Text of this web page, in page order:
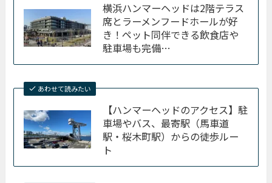
横浜ハンマーヘッドは2階テラス
席とラーメンフードホールが好
き！ペット同伴できる飲食店や
駐車場も完備…
あわせて読みたい
【ハンマーヘッドのアクセス】駐
車場やバス、最寄駅（馬車道
駅・桜木町駅）からの徒歩ルー
ト